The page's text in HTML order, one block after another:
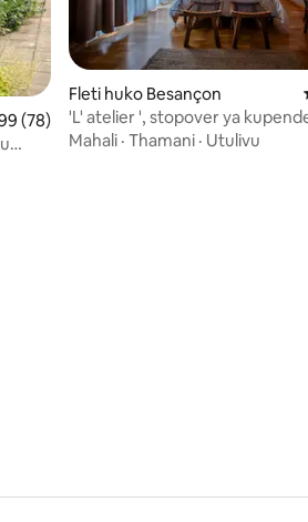
wa wastani wa 4.99 kati ya 5,
(78)
Fleti huko Besançon
'L' atelier ', stopover ya
kupumzika
Mahali · Thamani · Utulivu